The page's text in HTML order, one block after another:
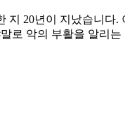
지 20년이 지났습니
로 악의 부활을 알리